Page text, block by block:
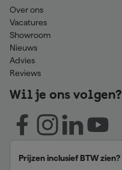
Over ons
Vacatures
Showroom
Nieuws
Advies
Reviews
Wil je ons volgen?
Prijzen inclusief BTW zien?